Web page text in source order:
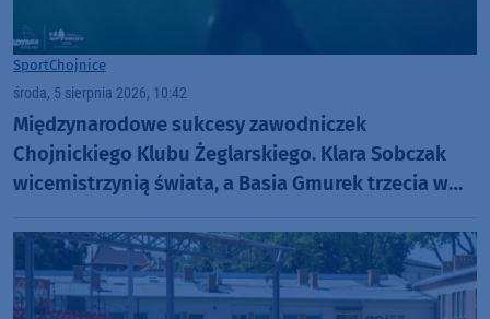
SportChojnice
środa, 5 sierpnia 2026, 10:42
Międzynarodowe sukcesy zawodniczek
Chojnickiego Klubu Żeglarskiego. Klara Sobczak
wicemistrzynią świata, a Basia Gmurek trzecia w